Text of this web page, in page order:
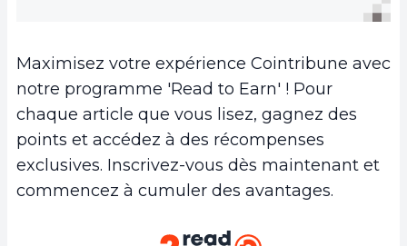
supplémentaire, pas le seul.
propres appareils et bénéficier des
récompenses. Le token est conçu pour
une adoption ouverte, y compris côté
retail.
Maximisez votre expérience Cointribune avec
notre programme 'Read to Earn' ! Pour
chaque article que vous lisez, gagnez des
points et accédez à des récompenses
exclusives. Inscrivez-vous dès maintenant et
commencez à cumuler des avantages.